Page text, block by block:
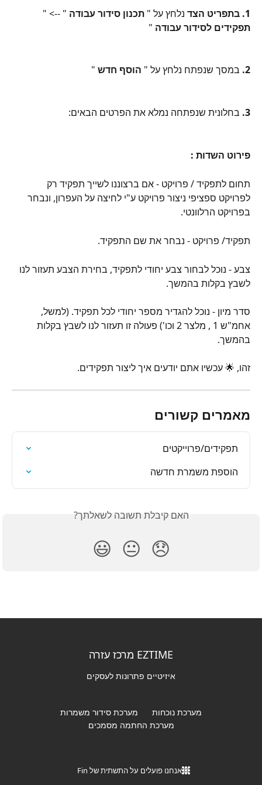
1. בתפריט הצד נלחץ על " תכנון סידור עבודה " --> "
תפקידים לסידור עבודה "
2. במסך שנפתח נלחץ על " הוסף חדש "
3. בחלונית שנפתחה נמלא את הפרטים הבאים:
פירוט השדות :
תחום לתפקיד / פרויקט - אם ברצוננו לשייך תפקיד רק
לפרויקט ספציפי ניצור פרויקט ע"י לחיצה על העפרון, ונבחר
בפרויקט הרלוונטי.
תפקיד/ פרויקט - נבחר את שם התפקיד.
צבע - נוכל לבחור צבע יחודי לתפקיד, בחירת הצבע תעזור לנו
לשבץ בקלות בהמשך.
סדר מיון - נוכל להגדיר מספר יחודי לכל תפקיד. (למשל,
אחמ"ש 1 , מלצר 2 וכו') פעולה זו תעזור לנו לשבץ בקלות
בהמשך.
זהו, 🌟 עכשיו אתם יודעים איך ליצור תפקידים.
מאמרים קשורים
תפקידים/פרוייקטים
הוספת משמרת חדשה
האם קיבלת תשובה לשאלתך?
😞
😐
😃
EZTIME מרכז עזרה
איזיטיים פתרונות לעסקים
מערכת נוכחות
מערכת סידור משמרות
מערכת החתמה מסמכים
אנחנו פועלים על התשתית של Fin